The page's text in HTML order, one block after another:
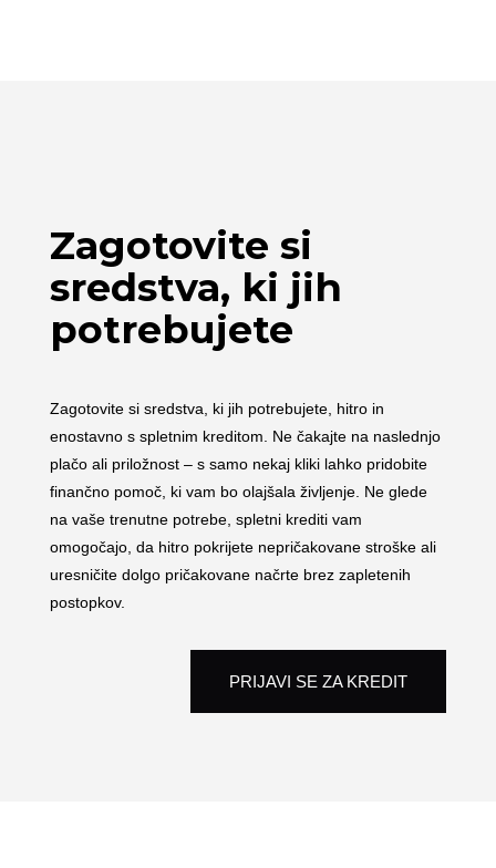
Zagotovite si
sredstva, ki jih
potrebujete
Zagotovite si sredstva, ki jih potrebujete, hitro in
enostavno s spletnim kreditom. Ne čakajte na naslednjo
plačo ali priložnost – s samo nekaj kliki lahko pridobite
finančno pomoč, ki vam bo olajšala življenje. Ne glede
na vaše trenutne potrebe, spletni krediti vam
omogočajo, da hitro pokrijete nepričakovane stroške ali
uresničite dolgo pričakovane načrte brez zapletenih
postopkov.
PRIJAVI SE ZA KREDIT